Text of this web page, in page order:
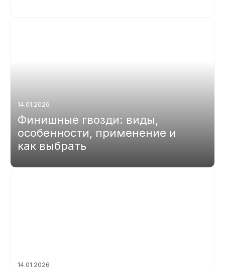
14.01.2026
Финишные гвозди: виды,
особенности, применение и
как выбрать
14.01.2026